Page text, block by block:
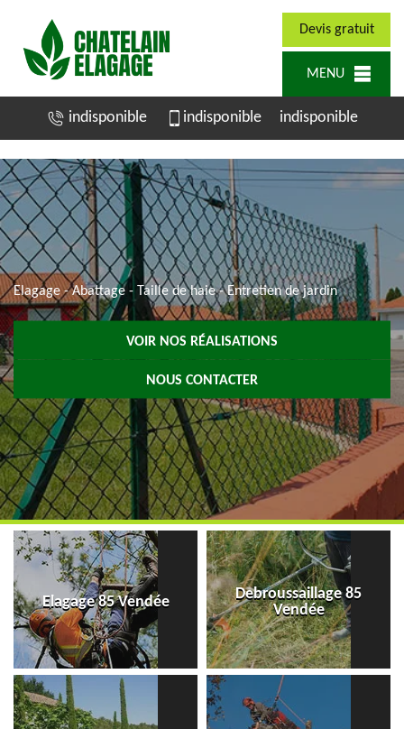
Devis gratuit
MENU
indisponible indisponible indisponible
Elagage - Abattage - Taille de haie - Entretien de jardin
VOIR NOS RÉALISATIONS
NOUS CONTACTER
Elagage 85 Vendée
Debroussaillage 85
Vendée